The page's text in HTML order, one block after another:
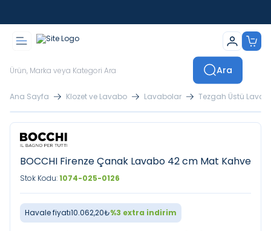
Ara
Ana Sayfa Klozet ve Lavabo Lavabolar Tezgah Üstü
BOCCHI Firenze Çanak Lavabo 42 cm Mat Kahve
Stok Kodu:1074-025-0126
Havale fiyatı10.062,20₺%3 extra indirim